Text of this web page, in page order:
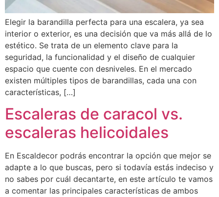
Elegir la barandilla perfecta para una escalera, ya sea
interior o exterior, es una decisión que va más allá de lo
estético. Se trata de un elemento clave para la
seguridad, la funcionalidad y el diseño de cualquier
espacio que cuente con desniveles. En el mercado
existen múltiples tipos de barandillas, cada una con
características, […]
Escaleras de caracol vs.
escaleras helicoidales
En Escaldecor podrás encontrar la opción que mejor se
adapte a lo que buscas, pero si todavía estás indeciso y
no sabes por cuál decantarte, en este artículo te vamos
a comentar las principales características de ambos